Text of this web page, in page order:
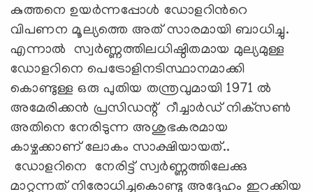
കുത്തനെ ഉയര്‍ന്നപ്പോള്‍ ഡോളറിന്‍റെ
വിപണന മൂല്യത്തെ അത് സാരമായി ബാധിച്ചു.
എന്നാല്‍ സ്വര്‍ണ്ണത്തിലധിഷ്ഠിതമായ മുല്യമുള്ള
ഡോളറിനെ പെട്രോളിനടിസ്ഥാനമാക്കി
കൊണ്ടുള്ള ഒരു പുതിയ തന്ത്രവുമായി 1971 ൽ
അമേരിക്കൻ പ്രസിഡന്റ് റീച്ചാര്‍ഡ് നിക്‌സണ്‍
അതിനെ നേരിടുന്ന അശുഭകരമായ
കാഴ്ചക്കാണ് ലോകം സാക്ഷിയായത്..
ഡോളറിനെ നേരിട്ട് സ്വര്‍ണ്ണത്തിലേക്കു
മാറ്റുന്നത് നിരോധിച്ചുകൊണ്ടു അദ്ദേഹം ഇറക്കിയ